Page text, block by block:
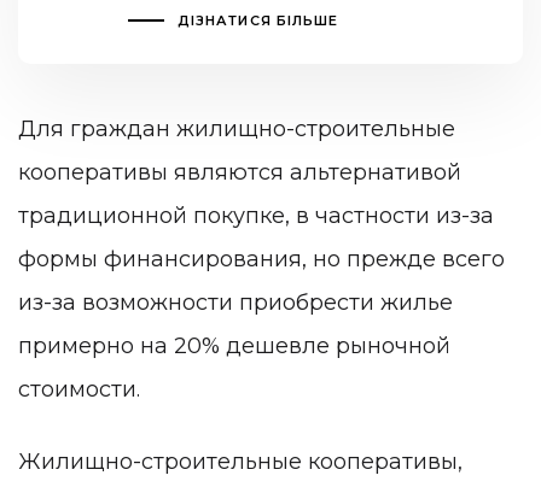
ДІЗНАТИСЯ БІЛЬШЕ
Для граждан жилищно-строительные
кооперативы являются альтернативой
традиционной покупке, в частности из-за
формы финансирования, но прежде всего
из-за возможности приобрести жилье
примерно на 20% дешевле рыночной
стоимости.
Жилищно-строительные кооперативы,